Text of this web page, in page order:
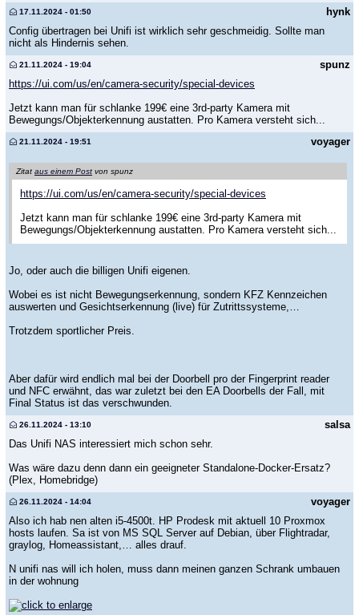
hynk
17.11.2024 - 01:50
Config übertragen bei Unifi ist wirklich sehr geschmeidig. Sollte man
nicht als Hindernis sehen.
spunz
21.11.2024 - 19:04
https://ui.com/us/en/camera-security/special-devices
Jetzt kann man für schlanke 199€ eine 3rd-party Kamera mit
Bewegungs/Objekterkennung austatten. Pro Kamera versteht sich...
voyager
21.11.2024 - 19:51
Zitat aus einem Post von spunz
https://ui.com/us/en/camera-security/special-devices
Jetzt kann man für schlanke 199€ eine 3rd-party Kamera mit
Bewegungs/Objekterkennung austatten. Pro Kamera versteht sich...
Jo, oder auch die billigen Unifi eigenen.
Wobei es ist nicht Bewegungserkennung, sondern KFZ Kennzeichen
auswerten und Gesichtserkennung (live) für Zutrittssysteme,…
Trotzdem sportlicher Preis.
Aber dafür wird endlich mal bei der Doorbell pro der Fingerprint reader
und NFC erwähnt, das war zuletzt bei den EA Doorbells der Fall, mit
Final Status ist das verschwunden.
salsa
26.11.2024 - 13:10
Das Unifi NAS interessiert mich schon sehr.
Was wäre dazu denn dann ein geeigneter Standalone-Docker-Ersatz?
(Plex, Homebridge)
voyager
26.11.2024 - 14:04
Also ich hab nen alten i5-4500t. HP Prodesk mit aktuell 10 Proxmox
hosts laufen. Sa ist von MS SQL Server auf Debian, über Flightradar,
graylog, Homeassistant,… alles drauf.
N unifi nas will ich holen, muss dann meinen ganzen Schrank umbauen
in der wohnung